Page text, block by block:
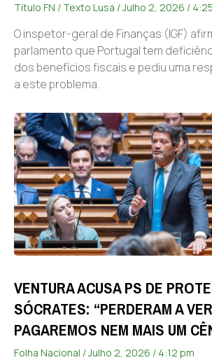
Título FN / Texto Lusa Julho 2, 2026
O inspetor-geral de Finanças (IGF)
parlamento que Portugal tem
dos benefícios fiscais e pediu uma
a este problema.
VENTURA ACUSA PS DE
SÓCRATES: “PERDERAM A
PAGAREMOS NEM MAIS UM
Folha Nacional Julho 2, 2026 4:12 pm